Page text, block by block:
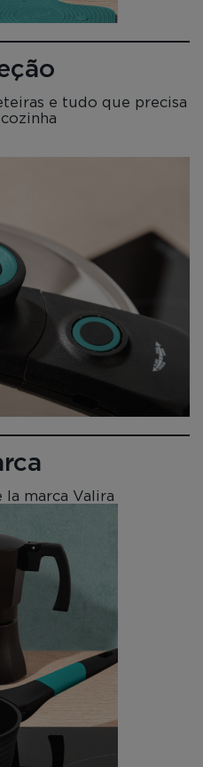
e tudo que precisa
marca Valira